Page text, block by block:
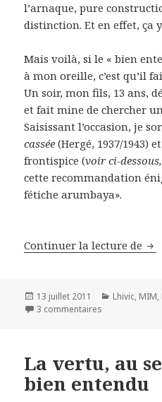
l’arnaque, pure
distinction. Et en effet, ça
Mais voilà, si le « bien
à mon oreille, c’est qu’il
Un soir, mon fils, 13 ans,
et fait mine de chercher
Saisissant l’occasion, je
cassée(Hergé, 1937/1943)
frontispice (voir ci-
cette recommandation
fétiche arumbaya».
Continuer la lecture de Tu
Publié
le
13 juillet 2011 Catégories
Lhivic, MIM,
3 commentaires
La vertu, au
bien entendu